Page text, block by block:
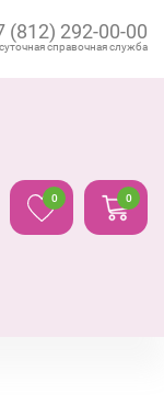
(812) 292-00-00
справочная служба
0 0